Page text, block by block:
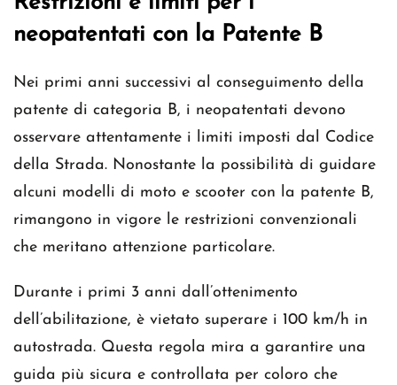
neopatentati con la Patente B
Nei primi anni successivi al conseguimento della
patente di categoria B, i neopatentati devono
osservare attentamente i limiti imposti dal Codice
della Strada. Nonostante la possibilità di guidare
alcuni modelli di moto e scooter con la patente B,
rimangono in vigore le restrizioni convenzionali
che meritano attenzione particolare.
Durante i primi 3 anni dall’ottenimento
dell’abilitazione, è vietato superare i 100 km/h in
autostrada. Questa regola mira a garantire una
guida più sicura e controllata per coloro che